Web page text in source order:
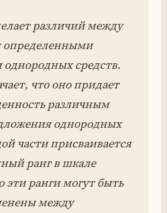
различий между
однородных средств.
что оно придает
различным
однородных
части присваивается
ранг в шкале
эти ранги могут быть
между